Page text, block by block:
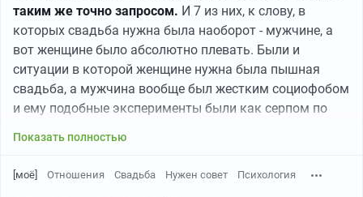
таким же точно запросом. И 7 из них, к слову, в
которых свадьба нужна была наоборот - мужчине, а
вот женщине было абсолютно плевать. Были и
ситуации в которой женщине нужна была пышная
свадьба, а мужчина вообще был жестким социофобом
и ему подобные эксперименты были как серпом по
Так вот это я все к чему.
работает с парами, я бы предложил посмотреть на
Показать полностью
[моё] Отношения Свадьба Нужен совет Психология